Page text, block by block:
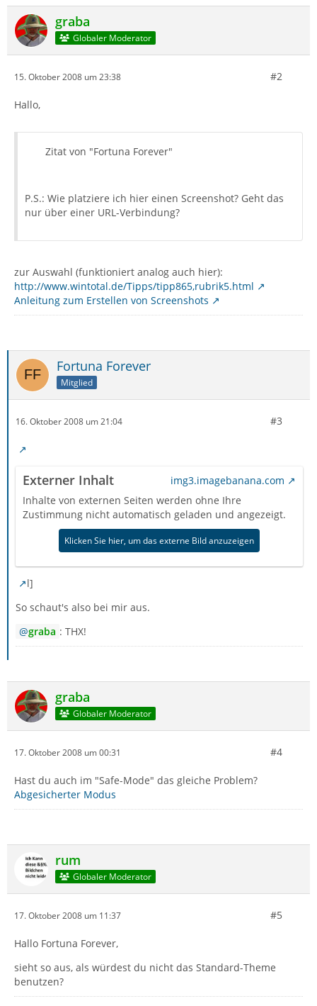
graba
Globaler Moderator
15. Oktober 2008 um 23:38 #2
Hallo,
Zitat von "Fortuna Forever"
P.S.: Wie platziere ich hier einen Screenshot? Geht das
nur über einer URL-Verbindung?
zur Auswahl (funktioniert analog auch hier):
http://www.wintotal.de/Tipps/tipp865,rubrik5.html
Anleitung zum Erstellen von Screenshots
Fortuna Forever
Mitglied
16. Oktober 2008 um 21:04 #3
Externer Inhalt
img3.imagebanana.com
Inhalte von externen Seiten werden ohne Ihre
Zustimmung nicht automatisch geladen und angezeigt.
Klicken Sie hier, um das externe Bild anzuzeigen
l]
So schaut's also bei mir aus.
graba : THX!
graba
Globaler Moderator
17. Oktober 2008 um 00:31 #4
Hast du auch im "Safe-Mode" das gleiche Problem?
Abgesicherter Modus
rum
Globaler Moderator
17. Oktober 2008 um 11:37 #5
Hallo Fortuna Forever,
sieht so aus, als würdest du nicht das Standard-Theme
benutzen?